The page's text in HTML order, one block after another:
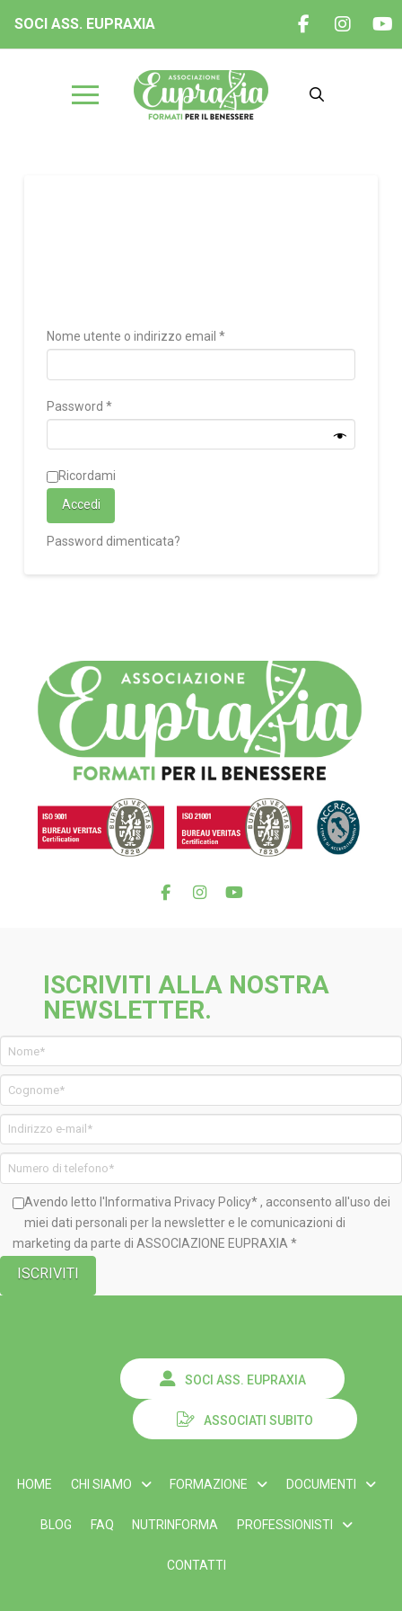
SOCI ASS. EUPRAXIA
Nome utente o indirizzo email *Richiesto
Password *Richiesto
Ricordami
Accedi
Password dimenticata?
ISCRIVITI ALLA NOSTRA
NEWSLETTER.
Avendo letto l'Informativa Privacy Policy*, acconsento all'uso dei
miei dati personali per la newsletter e le comunicazioni di
marketing da parte di ASSOCIAZIONE EUPRAXIA *
SOCI ASS. EUPRAXIA
ASSOCIATI SUBITO
HOME CHI SIAMO FORMAZIONE DOCUMENTI
BLOG FAQ NUTRINFORMA PROFESSIONISTI
CONTATTI